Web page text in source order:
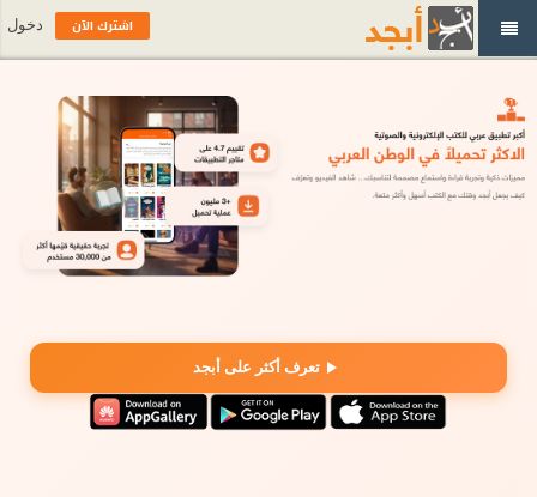
تعرف أكثر على أبجد
اشترك الآن دخول